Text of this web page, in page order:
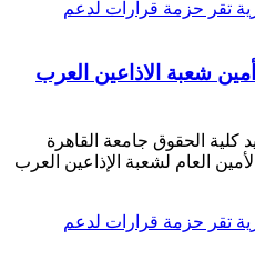
شعبة الاذاعين العرب
الحقوق جامعة القاهرة
العام لشعبة الإذاعين العرب